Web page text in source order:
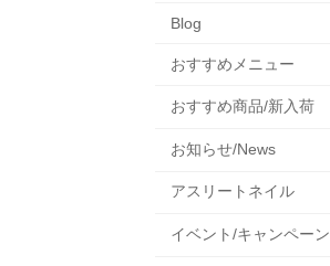
Blog
おすすめメニュー
おすすめ商品/新入荷
お知らせ/News
アスリートネイル
イベント/キャンペーン